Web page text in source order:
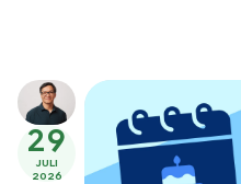
29
JULI
2026